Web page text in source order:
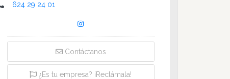
624 29 24 01
Contáctanos
¿Es tu empresa? ¡Reclámala!